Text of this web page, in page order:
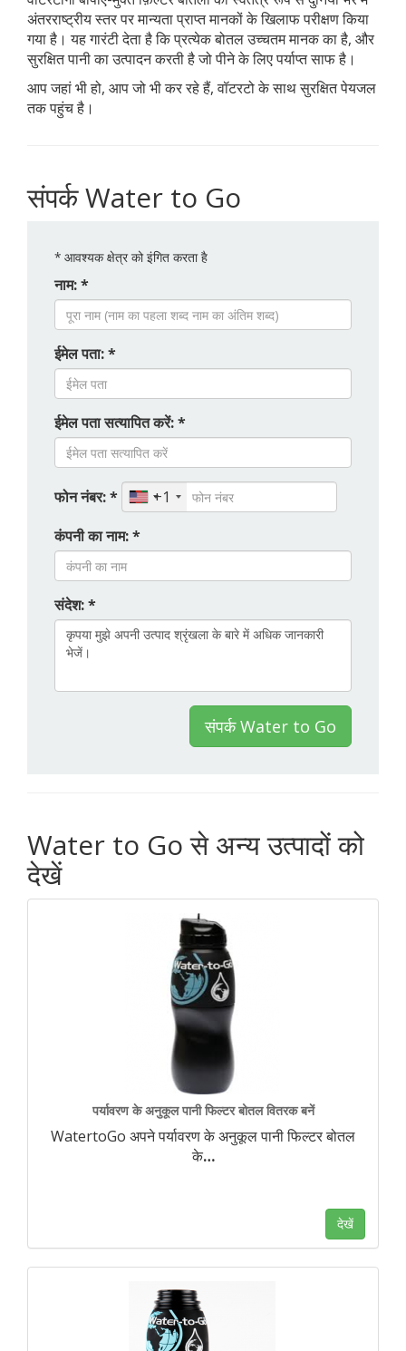
अंतरराष्ट्रीय स्तर पर मान्यता प्राप्त मानकों के खिलाफ परीक्षण किया
गया है। यह गारंटी देता है कि प्रत्येक बोतल उच्चतम मानक का है, और
सुरक्षित पानी का उत्पादन करती है जो पीने के लिए पर्याप्त साफ है।
आप जहां भी हो, आप जो भी कर रहे हैं, वॉटरटो के साथ सुरक्षित पेयजल
तक पहुंच है।
संपर्क Water to Go
* आवश्यक क्षेत्र को इंगित करता है
नाम: *
ईमेल पता: *
ईमेल पता सत्यापित करें: *
फोन नंबर: *
+1
कंपनी का नाम: *
संदेश: *
संपर्क Water to Go
Water to Go से अन्य उत्पादों को
देखें
पर्यावरण के अनुकूल पानी फिल्टर बोतल वितरक बनें
WatertoGo अपने पर्यावरण के अनुकूल पानी फिल्टर बोतल
के…
देखें